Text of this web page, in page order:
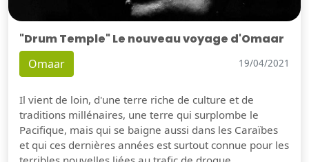
"Drum Temple" Le nouveau voyage d'Omaar
Omaar 19/04/2021
Il vient de loin, d'une terre riche de culture et de
traditions millénaires, une terre qui surplombe le
Pacifique, mais qui se baigne aussi dans les Caraïbes
et qui ces dernières années est surtout connue pour les